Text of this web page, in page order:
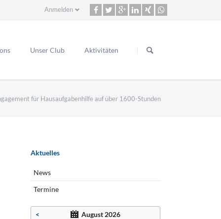
Anmelden
Unser Club Aktivitäten
2000
für Hausaufgabenhilfe auf über 1600-Stunden
Navigation
Aktuelles
News
Termine
< August 2026